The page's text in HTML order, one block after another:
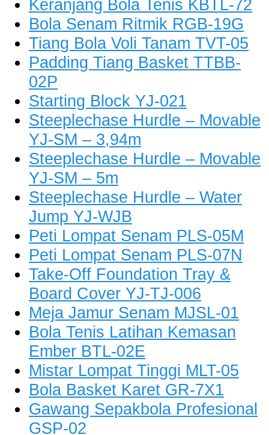
Keranjang Bola Tenis KBTL-72
Bola Senam Ritmik RGB-19G
Tiang Bola Voli Tanam TVT-05
Padding Tiang Basket TTBB-
02P
Starting Block YJ-021
Steeplechase Hurdle – Movable
YJ-SM – 3,94m
Steeplechase Hurdle – Movable
YJ-SM – 5m
Steeplechase Hurdle – Water
Jump YJ-WJB
Peti Lompat Senam PLS-05M
Peti Lompat Senam PLS-07N
Take-Off Foundation Tray &
Board Cover YJ-TJ-006
Meja Jamur Senam MJSL-01
Bola Tenis Latihan Kemasan
Ember BTL-02E
Mistar Lompat Tinggi MLT-05
Bola Basket Karet GR-7X1
Gawang Sepakbola Profesional
GSP-02